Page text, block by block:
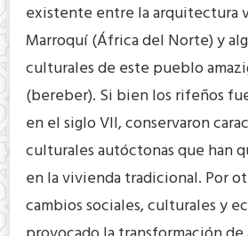
existente entre la arquitectura
Marroquí (África del Norte) y
culturales de este pueblo
(bereber). Si bien los rifeños
en el siglo VII, conservaron
culturales autóctonas que han
en la vivienda tradicional. Por
cambios sociales, culturales y